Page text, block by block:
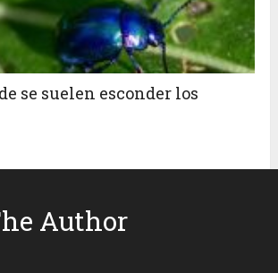
se suelen esconder los
Author